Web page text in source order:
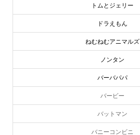
トムとジェリー
ドラえもん
ねむねむアニマルズ
ノンタン
バーバパパ
バービー
バットマン
バニーコンビニ